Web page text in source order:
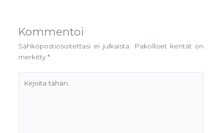
Kommentoi
Sähköpostiosoitettasi ei julkaista.
Pakolliset kentät on
merkitty *
tähän..